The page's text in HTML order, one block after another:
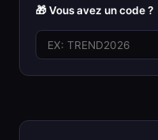
🎁 Vous avez un code ?